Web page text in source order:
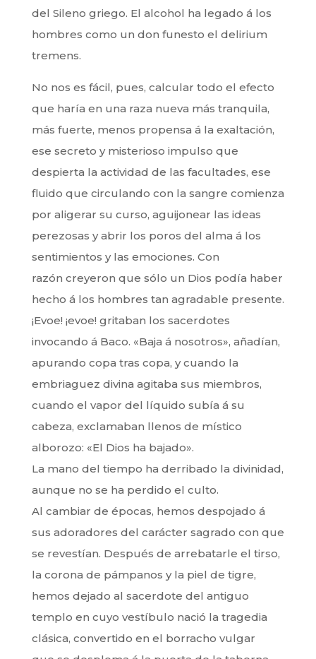
del Sileno griego. El alcohol ha legado á los
hombres como un don funesto el delirium
tremens.
No nos es fácil, pues, calcular todo el efecto
que haría en una raza nueva más tranquila,
más fuerte, menos propensa á la exaltación,
ese secreto y misterioso impulso que
despierta la actividad de las facultades, ese
fluido que circulando con la sangre comienza
por aligerar su curso, aguijonear las ideas
perezosas y abrir los poros del alma á los
sentimientos y las emociones. Con
razón creyeron que sólo un Dios podía haber
hecho á los hombres tan agradable presente.
¡Evoe! ¡evoe! gritaban los sacerdotes
invocando á Baco. «Baja á nosotros», añadían,
apurando copa tras copa, y cuando la
embriaguez divina agitaba sus miembros,
cuando el vapor del líquido subía á su
cabeza, exclamaban llenos de místico
alborozo: «El Dios ha bajado».
La mano del tiempo ha derribado la divinidad,
aunque no se ha perdido el culto.
Al cambiar de épocas, hemos despojado á
sus adoradores del carácter sagrado con que
se revestían. Después de arrebatarle el tirso,
la corona de pámpanos y la piel de tigre,
hemos dejado al sacerdote del antiguo
templo en cuyo vestíbulo nació la tragedia
clásica, convertido en el borracho vulgar